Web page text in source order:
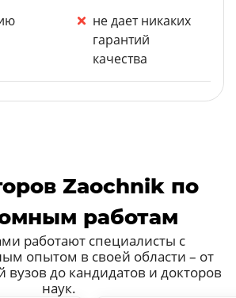
не дает никаких
гарантий
качества
Zaochnik по
работам
работают специалисты с
опытом в своей области – от
вузов до кандидатов и докторов
наук.